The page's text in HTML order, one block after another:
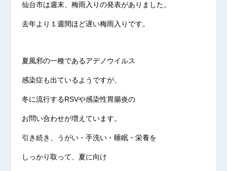
仙台市は週末、梅雨入りの発表がありました。
去年より１週間ほど遅い梅雨入りです。
夏風邪の一種であるアデノウイルス
感染症も出ているようですが、
冬に流行するRSVや感染性胃腸炎の
お問い合わせが増えています。
引き続き、うがい・手洗い・睡眠・栄養を
しっかり取って、夏に向け